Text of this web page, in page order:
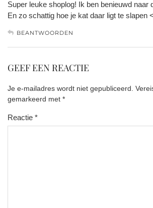
Super leuke shoplog! Ik ben benieuwd naar
En zo schattig hoe je kat daar ligt te slapen
BEANTWOORDEN
GEEF EEN REACTIE
Je e-mailadres wordt niet gepubliceerd.
gemarkeerd met *
Reactie *